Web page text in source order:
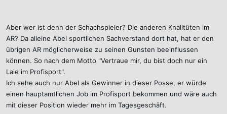
Aber wer ist denn der Schachspieler? Die anderen Knalltüten im
AR? Da alleine Abel sportlichen Sachverstand dort hat, hat er den
übrigen AR möglicherweise zu seinen Gunsten beeinflussen
können. So nach dem Motto "Vertraue mir, du bist doch nur ein
Laie im Profisport".
Ich sehe auch nur Abel als Gewinner in dieser Posse, er würde
einen hauptamtlichen Job im Profisport bekommen und wäre auch
mit dieser Position wieder mehr im Tagesgeschäft.